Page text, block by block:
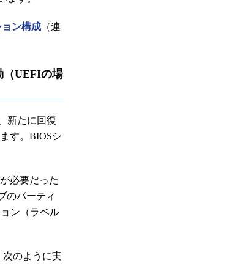
ン構成 （連
（UEFIの場
新たに回復
す。BIOSシ
必要だった
のパーティ
ン（ラベル
のように実